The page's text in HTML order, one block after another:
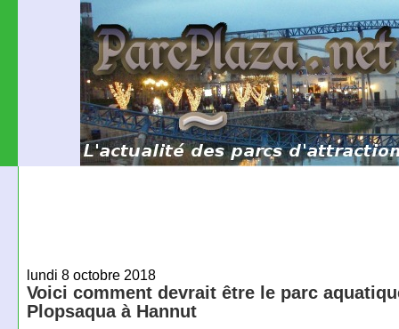
lundi 8 octobre 2018
Voici comment devrait être le parc
Plopsaqua à Hannut